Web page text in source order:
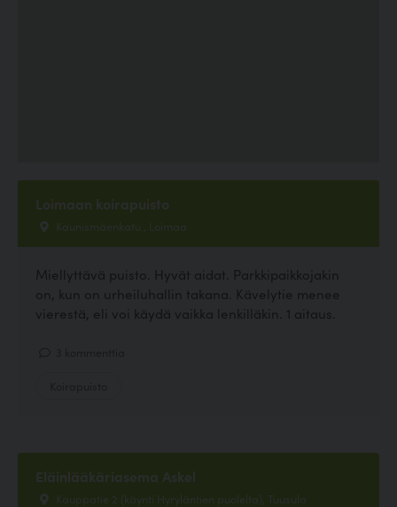
Loimaan koirapuisto
Kaunismäenkatu , Loimaa
Miellyttävä puisto. Hyvät aidat. Parkkipaikkojakin
on, kun on urheiluhallin takana. Kävelytie menee
vierestä, eli voi käydä vaikka lenkilläkin. 1 aitaus.
Eläinlääkäriasema Askel
Kauppatie 2 (käynti Hyryläntien puolelta), Tuusula